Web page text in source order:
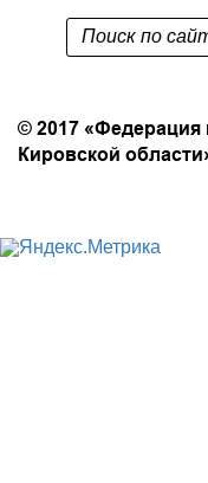
© 2017
Кировской